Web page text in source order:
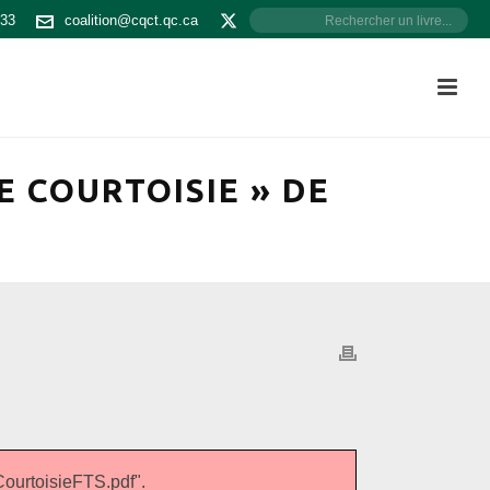
coalition@cqct.qc.ca
COURTOISIE » DE